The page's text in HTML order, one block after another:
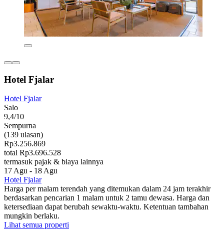
Hotel Fjalar
Hotel Fjalar
Salo
9,4/10
Sempurna
(139 ulasan)
Rp3.256.869
total Rp3.696.528
termasuk pajak & biaya lainnya
17 Agu - 18 Agu
Hotel Fjalar
Harga per malam terendah yang ditemukan dalam 24 jam terakhir
berdasarkan pencarian 1 malam untuk 2 tamu dewasa. Harga dan
ketersediaan dapat berubah sewaktu-waktu. Ketentuan tambahan
mungkin berlaku.
Lihat semua properti